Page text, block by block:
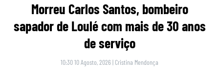
Morreu Carlos Santos, bombeiro
sapador de Loulé com mais de 30 anos
de serviço
10:30 10 Agosto, 2026 | Cristina Mendonça